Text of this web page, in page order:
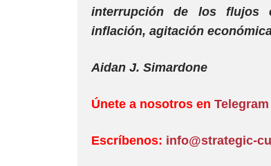
interrupción de los flujos
inflación, agitación
Aidan J. Simardone
Únete a nosotros en Telegram
Escríbenos: info@strategic-